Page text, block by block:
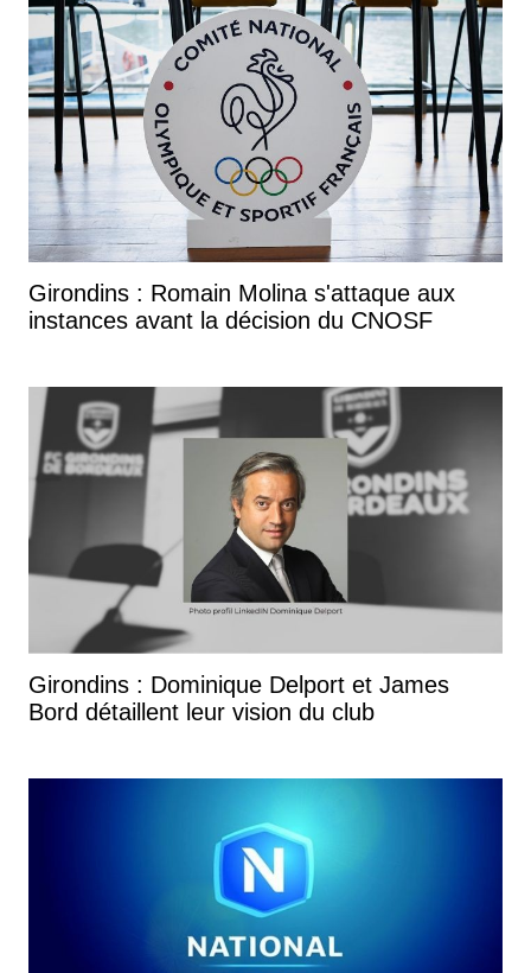
Girondins : Romain Molina s'attaque aux
instances avant la décision du CNOSF
Girondins : Dominique Delport et James
Bord détaillent leur vision du club